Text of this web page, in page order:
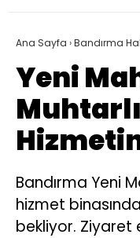
Ana Sayfa ›Bandırma
Yeni
Bandırma Yeni
hizmet
bekliyor. Ziyaret